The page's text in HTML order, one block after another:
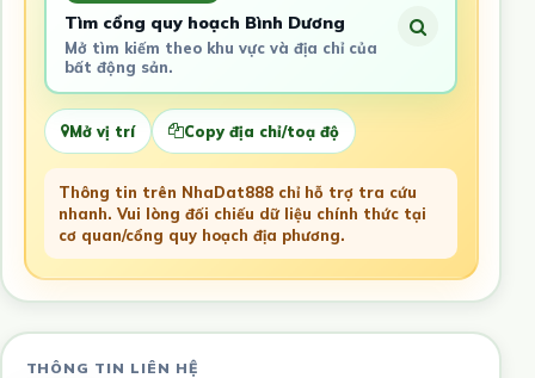
Tìm cổng quy hoạch Bình Dương
Mở tìm kiếm theo khu vực và địa chỉ của
bất động sản.
Mở vị trí Copy địa chỉ/toạ độ
Thông tin trên NhaDat888 chỉ hỗ trợ tra cứu
nhanh. Vui lòng đối chiếu dữ liệu chính thức tại
cơ quan/cổng quy hoạch địa phương.
THÔNG TIN LIÊN HỆ